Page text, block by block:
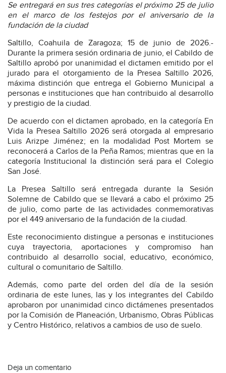
Se entregará en sus tres categorías el próximo 25 de julio
en el marco de los festejos por el aniversario de la
fundación de la ciudad
Saltillo, Coahuila de Zaragoza; 15 de junio de 2026.-
Durante la primera sesión ordinaria de junio, el Cabildo de
Saltillo aprobó por unanimidad el dictamen emitido por el
jurado para el otorgamiento de la Presea Saltillo 2026,
máxima distinción que entrega el Gobierno Municipal a
personas e instituciones que han contribuido al desarrollo
y prestigio de la ciudad.
De acuerdo con el dictamen aprobado, en la categoría En
Vida la Presea Saltillo 2026 será otorgada al empresario
Luis Arizpe Jiménez; en la modalidad Post Mortem se
reconocerá a Carlos de la Peña Ramos; mientras que en la
categoría Institucional la distinción será para el Colegio
San José.
La Presea Saltillo será entregada durante la Sesión
Solemne de Cabildo que se llevará a cabo el próximo 25
de julio, como parte de las actividades conmemorativas
por el 449 aniversario de la fundación de la ciudad.
Este reconocimiento distingue a personas e instituciones
cuya trayectoria, aportaciones y compromiso han
contribuido al desarrollo social, educativo, económico,
cultural o comunitario de Saltillo.
Además, como parte del orden del día de la sesión
ordinaria de este lunes, las y los integrantes del Cabildo
aprobaron por unanimidad cinco dictámenes presentados
por la Comisión de Planeación, Urbanismo, Obras Públicas
y Centro Histórico, relativos a cambios de uso de suelo.
Deja un comentario